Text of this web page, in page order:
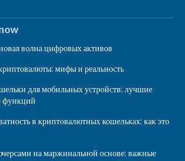
волна цифровых активов
мифы и реальность
для мобильных устройств: лучшие
функций
в криптовалютных кошельках: как это
на маржинальной основе: важные